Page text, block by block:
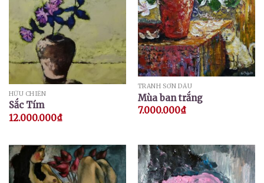
HỮU CHIẾN
Sắc Tím
12.000.000₫
TRANH SƠN DẦU
Mùa ban trắng
7.000.000₫